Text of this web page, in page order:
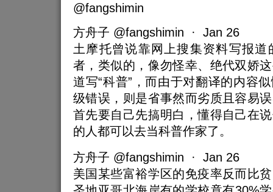
@fangshimin
方舟子 @fangshimin · Jan 26
土摩托曾说靠网上搜集资料写报道
者，类似的，像勿怪幸、绝代双娇
道写“科普”，而由于对翻译的内容
级错误，则是省事然而劣质且容易
首先要自己先搞明白，懂得自己在
的人都可以去当科普作家了。
方舟子 @fangshimin · Jan 26
美国某些富裕学区的免疫率反而比